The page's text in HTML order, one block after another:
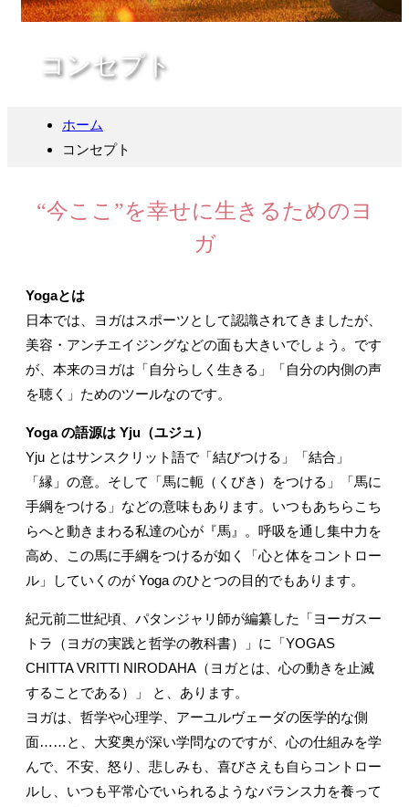
コンセプト
ホーム
コンセプト
“今ここ”を幸せに生きるためのヨ
ガ
Yogaとは
日本では、ヨガはスポーツとして認識されてきましたが、
美容・アンチエイジングなどの面も大きいでしょう。です
が、本来のヨガは「自分らしく生きる」「自分の内側の声
を聴く」ためのツールなのです。
Yoga の語源は Yju（ユジュ）
Yju とはサンスクリット語で「結びつける」「結合」
「縁」の意。そして「馬に軛（くびき）をつける」「馬に
手綱をつける」などの意味もあります。いつもあちらこち
らへと動きまわる私達の心が『馬』。呼吸を通し集中力を
高め、この馬に手綱をつけるが如く「心と体をコントロー
ル」していくのが Yoga のひとつの目的でもあります。
紀元前二世紀頃、パタンジャリ師が編纂した「ヨーガスー
トラ（ヨガの実践と哲学の教科書）」に「YOGAS
CHITTA VRITTI NIRODAHA（ヨガとは、心の動きを止滅
することである）」 と、あります。
ヨガは、哲学や心理学、アーユルヴェーダの医学的な側
面……と、大変奥が深い学問なのですが、心の仕組みを学
んで、不安、怒り、悲しみも、喜びさえも自らコントロー
ルし、いつも平常心でいられるようなバランス力を養って